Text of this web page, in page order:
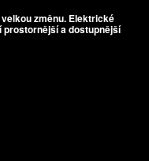
změnu. Elektrické
prostornější a dostupnější